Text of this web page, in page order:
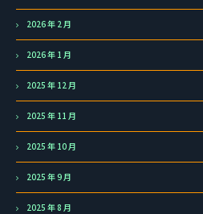
2026 年 2 月
2026 年 1 月
2025 年 12 月
2025 年 11 月
2025 年 10 月
2025 年 9 月
2025 年 8 月